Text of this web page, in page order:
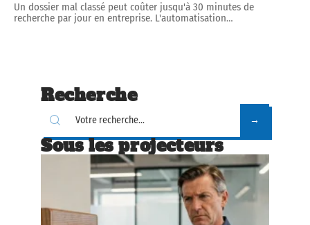
Un dossier mal classé peut coûter jusqu'à 30 minutes de
recherche par jour en entreprise. L'automatisation…
Recherche
Sous les projecteurs